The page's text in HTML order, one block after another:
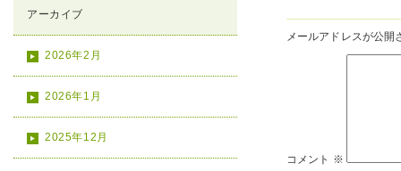
アーカイブ
2026年2月
2026年1月
2025年12月
メールアドレスが公開
コメント ※